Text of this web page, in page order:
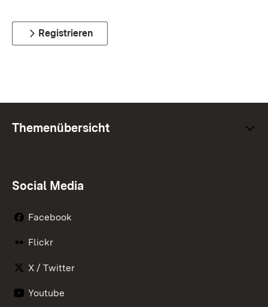
Registrieren
Themenübersicht
Social Media
Facebook
Flickr
X / Twitter
Youtube